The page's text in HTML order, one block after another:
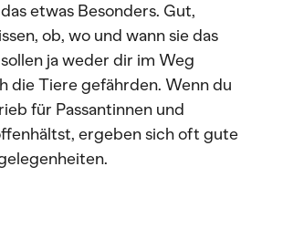
etwas Besonders. Gut,
ob, wo und wann sie das
ja weder dir im Weg
die Tiere gefährden. Wenn du
für Passantinnen und
ergeben sich oft gute